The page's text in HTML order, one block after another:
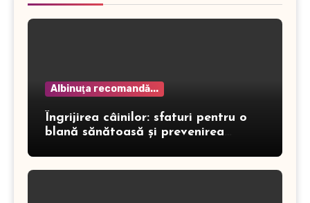
Albinuţa recomandă...
Îngrijirea câinilor: sfaturi pentru o
blană sănătoasă și prevenirea